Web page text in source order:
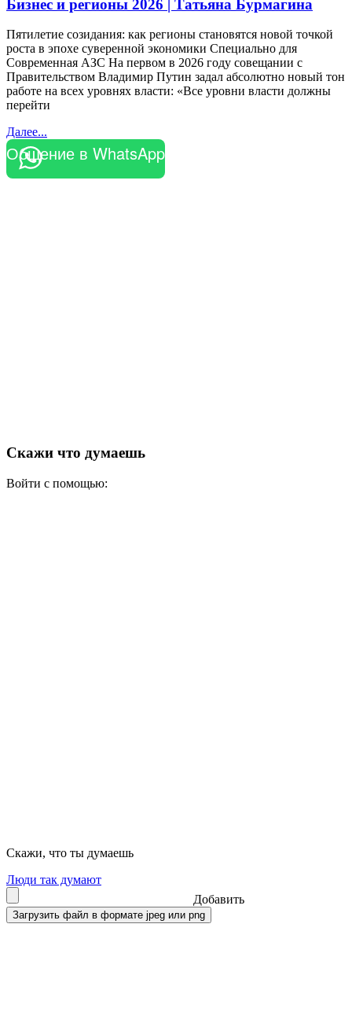
Бизнес и регионы 2026 | Татьяна Бурмагина
Пятилетие созидания: как регионы становятся новой точкой
роста в эпохе суверенной экономики Специально для
Современная АЗС На первом в 2026 году совещании с
Правительством Владимир Путин задал абсолютно новый тон
работе на всех уровнях власти: «Все уровни власти должны
перейти
Далее...
Общение в WhatsApp
Скажи что думаешь
Войти с помощью:
Скажи, что ты думаешь
Люди так думают
Добавить